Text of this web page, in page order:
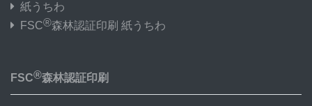
紙うちわ
FSC®森林認証印刷 紙うちわ
FSC®森林認証印刷